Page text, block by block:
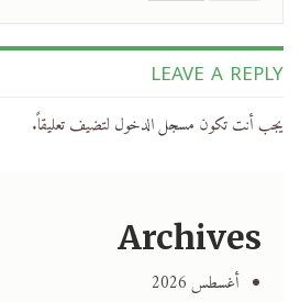
LEAVE A REPLY
يجب أنت تكون مسجل الدخول لتضيف تعليقاً.
Archives
أغسطس 2026